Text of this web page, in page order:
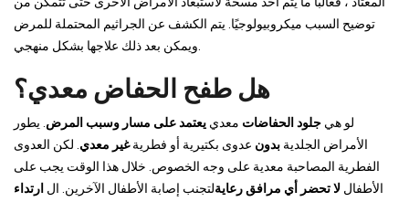
توضيح السبب ميكروبيولوجيًا. يتم الكشف عن الجراثيم المحتملة للمرض
هل طفح الحفاض معدي؟
لو هي جلود الحفاضات معدي يعتمد على مسار وسبب المرض . يطور
الأمراض الجلدية بدون عدوى بكتيرية أو فطريةغير معدي . لكن العدوى
الفطرية المصاحبة معدية على وجه الخصوص. خلال هذا الوقت يجب على
الأطفال لا تحضر أي مرافق رعايةلتجنب إصابة الأطفال الآخرين. ال ارتداء